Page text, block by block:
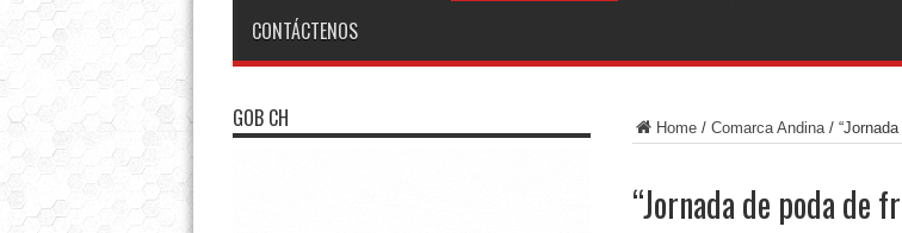
CONTÁCTENOS
Home/ Comarca Andina/
“Jornada de poda de
GOB CH